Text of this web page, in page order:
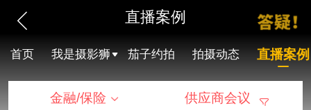
直播案例
首页 我是摄影狮 茄子约拍 拍摄动态 直播案例
金融/保险 供应商会议